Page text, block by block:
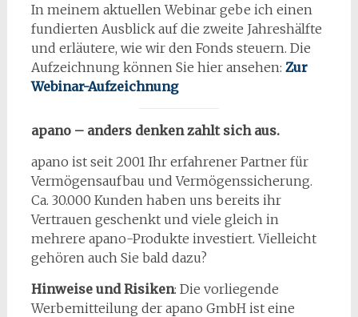
In meinem aktuellen Webinar gebe ich einen
fundierten Ausblick auf die zweite Jahreshälfte
und erläutere, wie wir den Fonds steuern. Die
Aufzeichnung können Sie hier ansehen: Zur
Webinar-Aufzeichnung
apano – anders denken zahlt sich aus.
apano ist seit 2001 Ihr erfahrener Partner für
Vermögensaufbau und Vermögenssicherung.
Ca. 30.000 Kunden haben uns bereits ihr
Vertrauen geschenkt und viele gleich in
mehrere apano-Produkte investiert. Vielleicht
gehören auch Sie bald dazu?
Hinweise und Risiken: Die vorliegende
Werbemitteilung der apano GmbH ist eine